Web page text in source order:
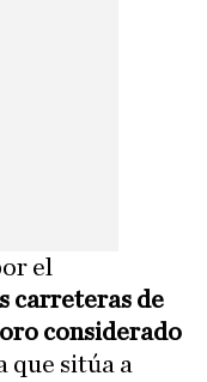
el
carreteras de
considerado
que sitúa a